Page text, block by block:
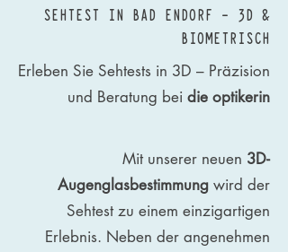
SEHTEST IN BAD ENDORF – 3D &
BIOMETRISCH
Erleben Sie Sehtests in 3D – Präzision
und Beratung bei die optikerin
Mit unserer neuen 3D-
Augenglasbestimmung wird der
Sehtest zu einem einzigartigen
Erlebnis. Neben der angenehmen